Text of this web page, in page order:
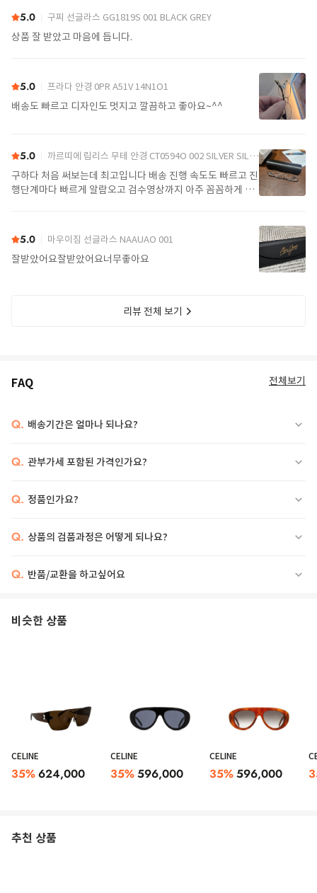
5.0 구찌 선글라스 GG1819S 001 BLACK GREY
상품 잘 받았고 마음에 듭니다.
5.0 프라다 안경 0PR A51V 14N1O1
배송도 빠르고 디자인도 멋지고 깔끔하고 좋아요~^^
5.0 까르띠에 림리스 무테 안경 CT0594O 002 SILVER SILVER TRANSPARENT
구하다 처음 써보는데 최고입니다 배송 진행 속도도 빠르고 진
행단계마다 빠르게 알람오고 검수영상까지 아주 꼼꼼하게 찍
5.0 마우이짐 선글라스 NAAUAO 001
잘받았어요잘받았어요너무좋아요
리뷰 전체 보기
FAQ 전체보기
Q. 배송기간은 얼마나 되나요?
Q. 관부가세 포함된 가격인가요?
Q. 정품인가요?
Q. 상품의 검품과정은 어떻게 되나요?
Q. 반품/교환을 하고싶어요
비슷한 상품
CELINE
35%624,000
CELINE
35%596,000
CELINE
35%596,000
추천 상품